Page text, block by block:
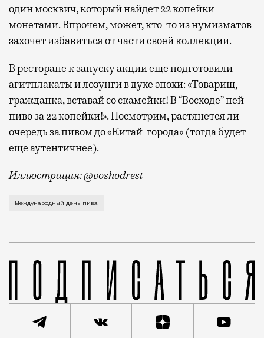
один москвич, который найдет 22 копейки
монетами. Впрочем, может, кто-то из нумизматов
захочет избавиться от части своей коллекции.
В ресторане к запуску акции еще подготовили
агитплакаты и лозунги в духе эпохи: «Товарищ,
гражданка, вставай со скамейки! В “Восходе” пей
пиво за 22 копейки!». Посмотрим, растянется ли
очередь за пивом до «Китай-города» (тогда будет
еще аутентичнее).
Иллюстрация: @voshodrest
Завтра отмечается Международный день пива (он
Международный день пива